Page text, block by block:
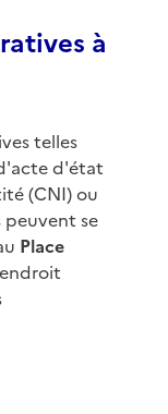
à
telles
d'état
(CNI) ou
se
Place